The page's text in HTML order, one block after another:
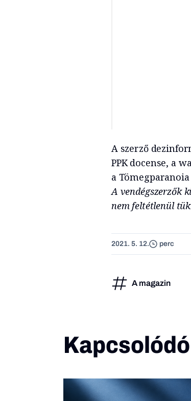
A szerző
PPK docense, a
a Tömegparanoia
A vendégszerzők
nem feltétlenül
2021. 5. 12. perc
A magazin